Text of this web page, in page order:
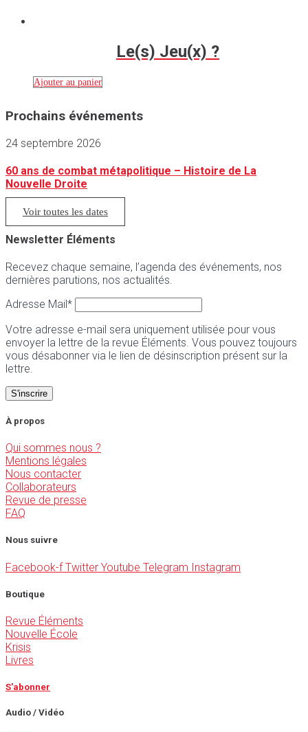
Le(s) Jeu(x) ?
Ajouter au panier
Prochains événements
24 septembre 2026
60 ans de combat métapolitique – Histoire de La
Nouvelle Droite
Voir toutes les dates
Newsletter Éléments
Recevez chaque semaine, l’agenda des événements, nos
dernières parutions, nos actualités.
Adresse Mail*
Votre adresse e-mail sera uniquement utilisée pour vous
envoyer la lettre de la revue Éléments. Vous pouvez toujours
vous désabonner via le lien de désinscription présent sur la
lettre.
À propos
Qui sommes nous ?
Mentions légales
Nous contacter
Collaborateurs
Revue de presse
FAQ
Nous suivre
Facebook-f Twitter Youtube Telegram Instagram
Boutique
Revue Éléments
Nouvelle École
Krisis
Livres
S'abonner
Audio / Vidéo